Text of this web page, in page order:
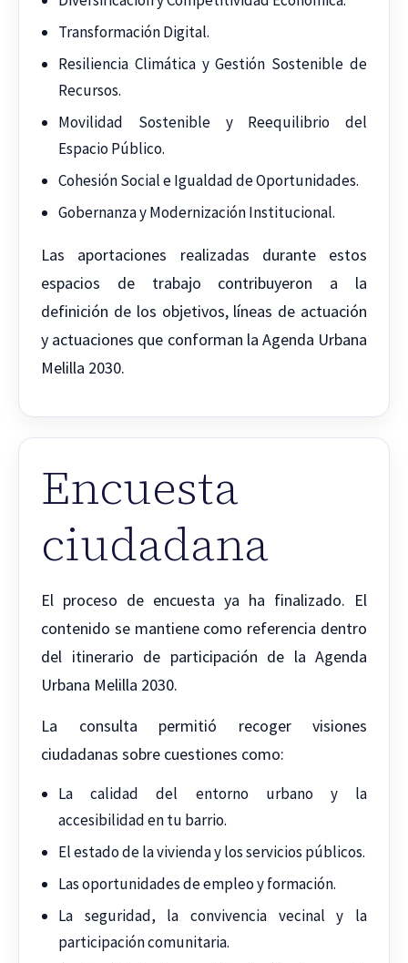
Transformación Digital.
Resiliencia Climática y Gestión Sostenible de
Recursos.
Movilidad Sostenible y Reequilibrio del
Espacio Público.
Cohesión Social e Igualdad de Oportunidades.
Gobernanza y Modernización Institucional.
Las aportaciones realizadas durante estos
espacios de trabajo contribuyeron a la
definición de los objetivos, líneas de actuación
y actuaciones que conforman la Agenda Urbana
Melilla 2030.
Encuesta
ciudadana
El proceso de encuesta ya ha finalizado. El
contenido se mantiene como referencia dentro
del itinerario de participación de la Agenda
Urbana Melilla 2030.
La consulta permitió recoger visiones
ciudadanas sobre cuestiones como:
La calidad del entorno urbano y la
accesibilidad en tu barrio.
El estado de la vivienda y los servicios públicos.
Las oportunidades de empleo y formación.
La seguridad, la convivencia vecinal y la
participación comunitaria.